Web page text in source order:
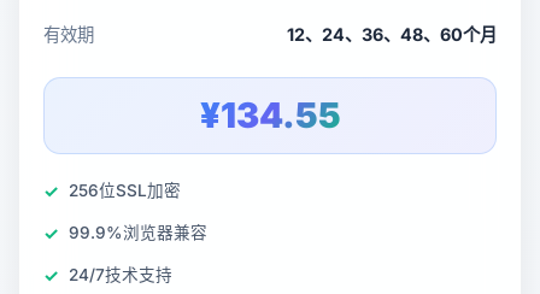
有效期 12、24、36、48、60个月
¥134.55
256位SSL加密
99.9%浏览器兼容
24/7技术支持